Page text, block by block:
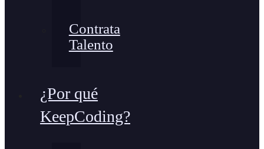
Contrata
Talento
¿Por qué
KeepCoding?